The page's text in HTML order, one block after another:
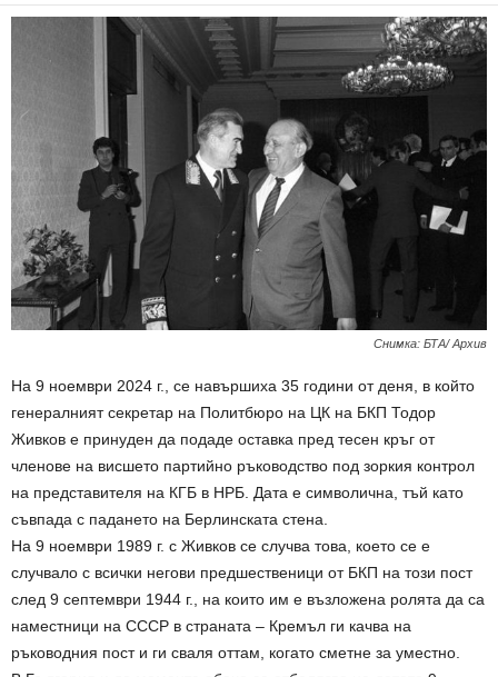
Снимка: БТА/ Архив
На 9 ноември 2024 г., се навършиха 35 години от деня, в който
генералният секретар на Политбюро на ЦК на БКП Тодор
Живков е принуден да подаде оставка пред тесен кръг от
членове на висшето партийно ръководство под зоркия контрол
на представителя на КГБ в НРБ. Дата е символична, тъй като
съвпада с падането на Берлинската стена.
На 9 ноември 1989 г. с Живков се случва това, което се е
случвало с всички негови предшественици от БКП на този пост
след 9 септември 1944 г., на които им е възложена ролята да са
наместници на СССР в страната – Кремъл ги качва на
ръководния пост и ги сваля оттам, когато сметне за уместно.